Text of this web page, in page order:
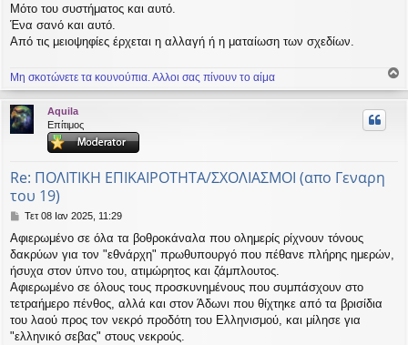
Μότο του συστήματος και αυτό.
Ένα σανό και αυτό.
Από τις μειοψηφίες έρχεται η αλλαγή ή η ματαίωση των σχεδίων.
Μη σκοτώνετε τα κουνούπια. Αλλοι σας πίνουν το αίμα
ο
ρ
Aquila
Επίτιμος
Re: ΠΟΛΙΤΙΚΗ ΕΠΙΚΑΙΡΟΤΗΤΑ/ΣΧΟΛΙΑΣΜΟΙ (απο Γεναρη
του 19)
Δ
μ
ο
σ
ί
ε
υ
σ
η
Τετ 08 Ιαν 2025, 11:29
Αφιερωμένο σε όλα τα βοθροκάναλα που ολημερίς ρίχνουν τόνους
δακρύων για τον "εθνάρχη" πρωθυπουργό που πέθανε πλήρης ημερών,
ήσυχα στον ύπνο του, ατιμώρητος και ζάμπλουτος.
Αφιερωμένο σε όλους τους προσκυνημένους που συμπάσχουν στο
τετραήμερο πένθος, αλλά και στον Άδωνι που θίχτηκε από τα βρισίδια
του λαού προς τον νεκρό προδότη του Ελληνισμού, και μίλησε για
"ελληνικό σεβας" στους νεκρούς.